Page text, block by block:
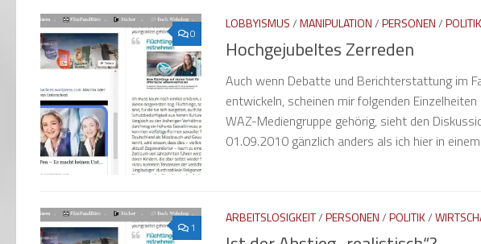
0
LOBBYISMUS/MANIPULATION/PERSONEN/POLITIK
Hochgejubeltes Zerreden
Auch wenn Debatte und Berichterstattung im
entwickeln, scheinen mir folgenden
WAZ-Mediengruppe gehörig, sieht den
01.09.2010 gänzlich anders als ich hier in einem
1
ARBEITSLOSIGKEIT/PERSONEN/POLITIK/